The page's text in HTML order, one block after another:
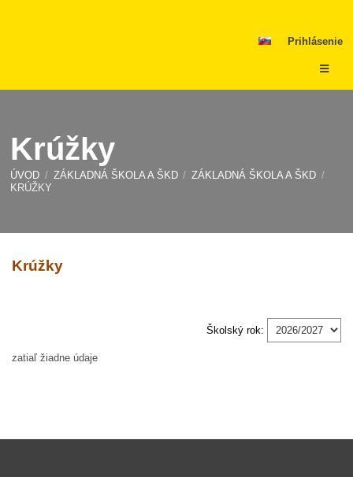
Prihlásenie
Krúžky
ÚVOD / ZÁKLADNÁ ŠKOLA A ŠKD / ZÁKLADNÁ ŠKOLA A ŠKD /
KRÚŽKY
Krúžky
Krúžky
Školský rok:
zatiaľ žiadne údaje